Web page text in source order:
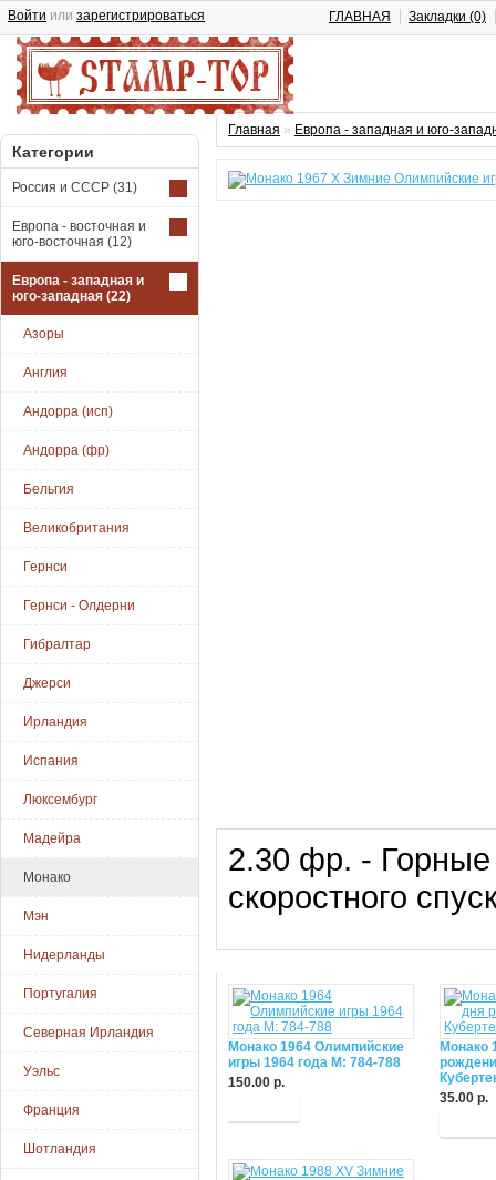
Войти или зарегистрироваться ГЛАВНАЯ Закладки (0)
Категории
Россия и СССР (31)
Европа - восточная и
юго-восточная (12)
Европа - западная и
юго-западная (22)
Азоры
Англия
Андорра (исп)
Андорра (фр)
Бельгия
Великобритания
Гернси
Гернси - Олдерни
Гибралтар
Джерси
Ирландия
Испания
Люксембург
Мадейра
Монако
Мэн
Нидерланды
Португалия
Северная Ирландия
Уэльс
Франция
Шотландия
Главная » Европа - западная и юго-
2.30 фр. -
скоростного
Монако 1964 Олимпийские
игры 1964 года М: 784-788
150.00 р.
Монако
35.00 р.